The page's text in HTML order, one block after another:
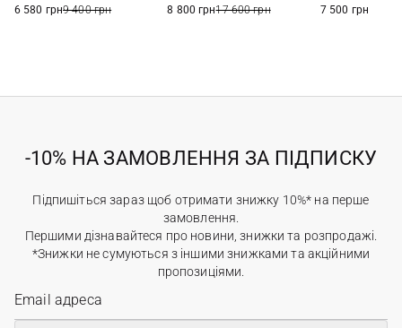
6 580 грн9 400 грн
8 800 грн17 600 грн
7 500 грн
-10% НА ЗАМОВЛЕННЯ ЗА ПІДПИСКУ
Підпишіться зараз щоб отримати знижку 10%* на перше
замовлення.
Першими дізнавайтеся про новини, знижки та розпродажі.
*Знижки не сумуються з іншими знижками та акційними
пропозиціями.